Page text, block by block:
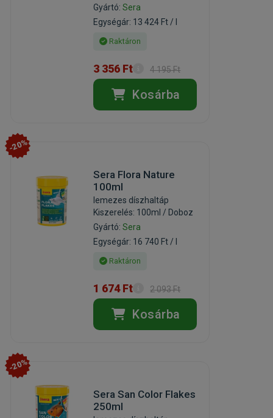
Gyártó:Sera
Egységár: 13 424 Ft / l
Raktáron
3 356 Ft 4 195 Ft
Kosárba
-20%
Sera Flora Nature
100ml
lemezes díszhaltáp
Kiszerelés: 100ml / Doboz
Gyártó:Sera
Egységár: 16 740 Ft / l
Raktáron
1 674 Ft 2 093 Ft
Kosárba
-20%
Sera San Color Flakes
250ml